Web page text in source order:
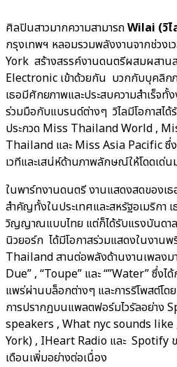
ศิลปินสาวมากความสามารถWilai (วิไ
กรุงเทพฯ หลอมรวมพลังงานจากช่วงเ
York สร้างสรรค์งานดนตรีผสมผสาน
Electronic เข้าด้วยกัน บวกกับบุคลิกภ
เธอมีศักยภาพและประสบความสำเร็จทั้
ร่วมมือกับแบรนด์ต่างๆ วิไลมีโอกาสได้
ประกวด Miss Thailand World ,
Thailand และ Miss Asia Pacific ซึ่
เวทีและเสน่ห์ด้านภาพลักษณ์ให้โดดเด่
ในพาร์ทงานดนตรี งานแสดงสดของเธ
สำคัญทั้งในประเทศและสหรัฐอเมริกา
วิญญาณแบบไทย แต่ก็ได้รับแรงบันดาล
นิวยอร์ก ได้มีโอกาสร่วมแสดงในงาน
Thailand สานต่อพลังด้านงานเพลงม
Due” , “Toupe” และ “”Water” ซึ่งไ
แพร่ผ่านบล็อกต่างๆ และการรีโพสต์โด
การปรากฏบนแพลตฟอร์มไวรัลอย่า
speakers , What nyc sounds like
York) , IHeart Radio และ Spotify
เดือนเพิ่มอย่างต่อเนื่อง